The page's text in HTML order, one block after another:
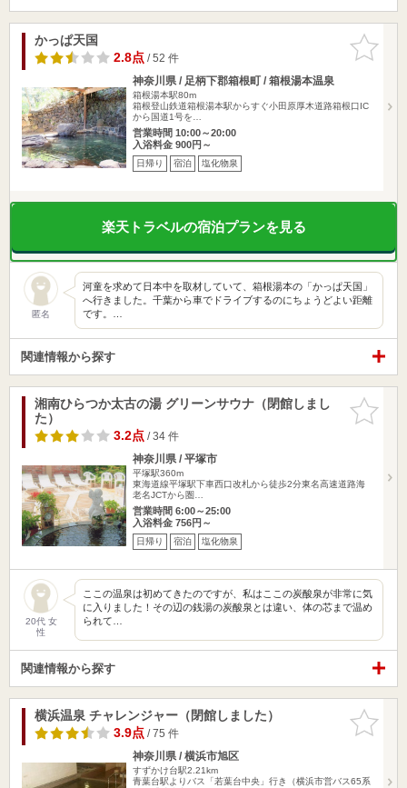
お気に入
りに追加
かっぱ天国
2.8点/ 52 件
神奈川県 / 足柄下郡箱根町 / 箱根湯本温泉
箱根湯本駅80m
箱根登山鉄道箱根湯本駅からすぐ小田原厚木道路箱根口IC
から国道1号を…
営業時間 10:00～20:00
入浴料金 900円～
日帰り 宿泊 塩化物泉
楽天トラベルの宿泊プランを見る
匿名
河童を求めて日本中を取材していて、箱根湯本の「かっぱ天国」
へ行きました。千葉から車でドライブするのにちょうどよい距離
です。…
関連情報から探す
お気に入
りに追加
湘南ひらつか太古の湯 グリーンサウナ（閉館しまし
た）
3.2点/ 34 件
神奈川県 / 平塚市
平塚駅360m
東海道線平塚駅下車西口改札から徒歩2分東名高速道路海
老名JCTから圏…
営業時間 6:00～25:00
入浴料金 756円～
日帰り 宿泊 塩化物泉
20代 女
性
ここの温泉は初めてきたのですが、私はここの炭酸泉が非常に気
に入りました！その辺の銭湯の炭酸泉とは違い、体の芯まで温め
られて…
関連情報から探す
お気に入
りに追加
横浜温泉 チャレンジャー（閉館しました）
3.9点/ 75 件
神奈川県 / 横浜市旭区
すずかけ台駅2.21km
青葉台駅よりバス「若葉台中央」行き（横浜市営バス65系